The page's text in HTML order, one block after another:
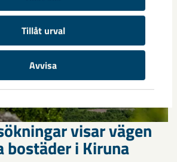
Tillåt urval
Avvisa
visar vägen
i Kiruna